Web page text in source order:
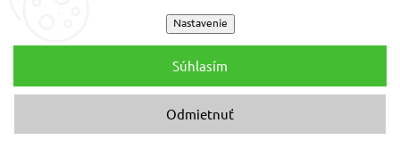
Nastavenie
Odmietnuť
Súhlasím